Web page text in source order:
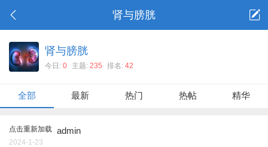
肾与膀胱
肾与膀胱
今日: 0 主题: 235 排名: 42
全部 最新 热门 热帖 精华
点击重新加载 admin
2024-1-23